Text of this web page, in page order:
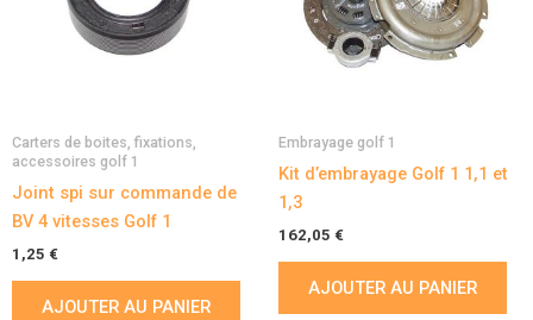
Carters de boites, fixations,
accessoires golf 1
Joint spi sur commande de
BV 4 vitesses Golf 1
1,25 €
AJOUTER AU PANIER
Embrayage golf 1
Kit d’embrayage Golf 1 1,1 et
1,3
162,05 €
AJOUTER AU PANIER